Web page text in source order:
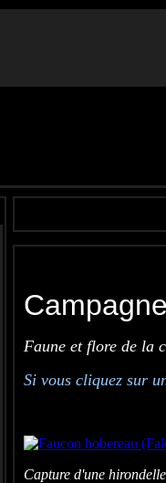
Faune et flore de la
Si vous cliquez sur
Capture d'une